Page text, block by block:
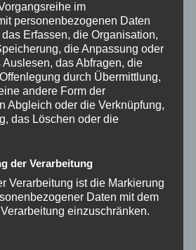
viele sind an unserer
der Partner, der
die Werbung, unser Körper …
zu wissen, wo sein eigenes
damit wir uns zumindest in die
den Weg machen. Sonst werden
und Bedürfnissen
Bitte nehme Dich
auf, wie einfach es ist, mit
Sich auszutauschen über die
oder auch die Erfolge
im
personenbezogenen Daten
Erfassen, die Organisation,
die Anpassung oder
das Abfragen, die
durch Übermittlung,
andere Form der
Abgleich oder die Verknüpfung,
das Löschen oder die
der Verarbeitung
Verarbeitung ist die Markierung
Daten mit dem
einzuschränken.